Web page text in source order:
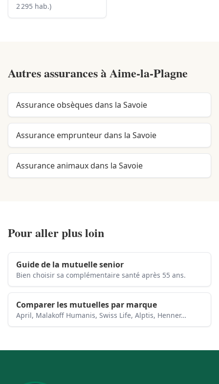
2 295 hab.)
Autres assurances àAime-la-Plagne
Assurance obsèques dans la Savoie
Assurance emprunteur dans la Savoie
Assurance animaux dans la Savoie
Pour aller plus loin
Guide de la mutuelle senior
Bien choisir sa complémentaire santé après 55 ans.
Comparer les mutuelles par marque
April, Malakoff Humanis, Swiss Life, Alptis, Henner…